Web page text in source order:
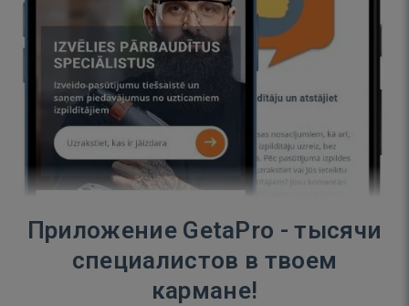
Приложение GetaPro - тысячи
специалистов в твоем
кармане!